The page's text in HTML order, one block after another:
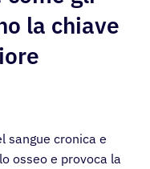
la chiave
sangue cronica e
osseo e provoca la